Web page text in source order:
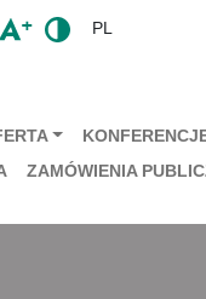
PL
ZAMÓWIENIA